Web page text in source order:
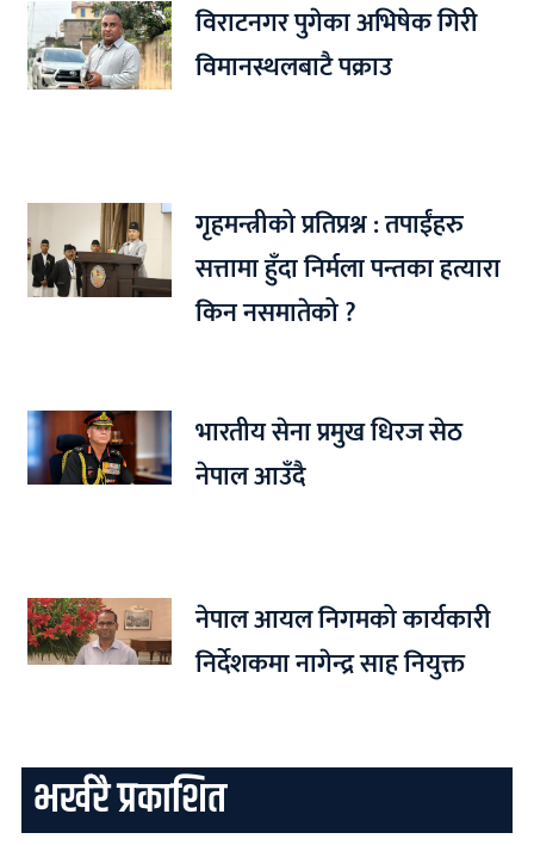
विराटनगर पुगेका अभिषेक गिरी
विमानस्थलबाटै पक्राउ
गृहमन्त्रीको प्रतिप्रश्न : तपाईंहरु
सत्तामा हुँदा निर्मला पन्तका हत्यारा
किन नसमातेको ?
भारतीय सेना प्रमुख धिरज सेठ
नेपाल आउँदै
नेपाल आयल निगमको कार्यकारी
निर्देशकमा नागेन्द्र साह नियुक्त
भर्खरै प्रकाशित